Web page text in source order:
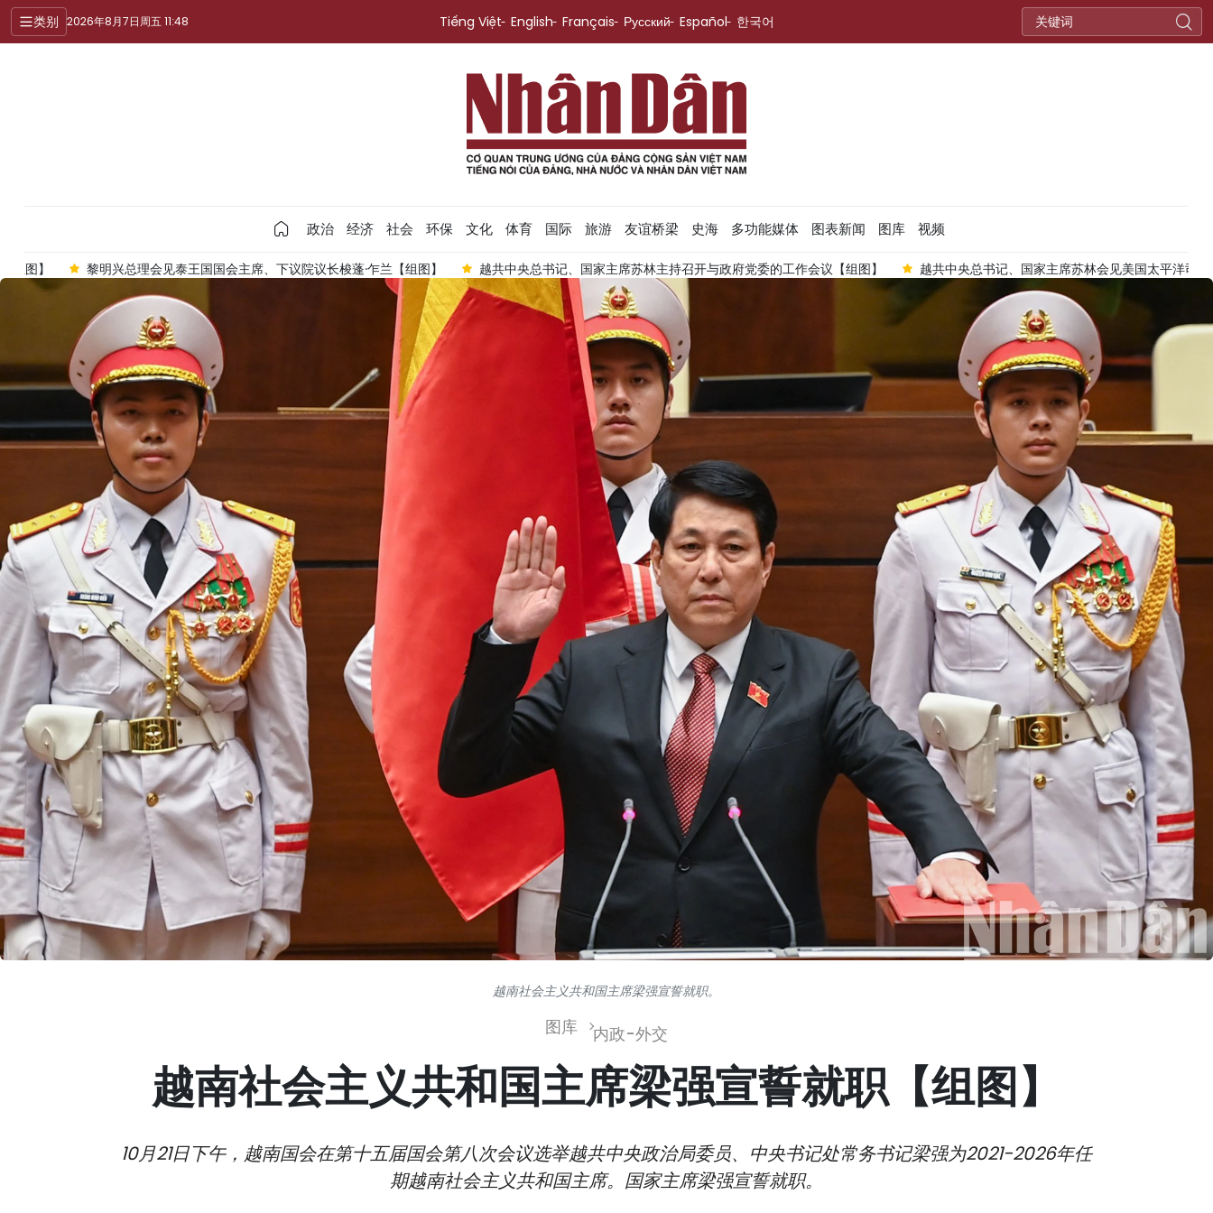
类别 2026年8月7日周五 11:48 Tiếng Việt English Français Русский Español 한국어
政治 经济 社会 环保 文化 体育 国际 旅游 友谊桥梁 史海 多功能媒体 图表新闻 图库 视频
黎明兴总理会见泰王国国会主席、下议院议长梭蓬·乍兰【组图】 越共中央总书记、国家主席苏林主持召开与政府党委的工作会议【组图】 越共中央总书记、国家主席苏林会见美国太平洋司令部司令
越南社会主义共和国主席梁强宣誓就职。
图库 内政-外交
越南社会主义共和国主席梁强宣誓就职【组图】
10月21日下午，越南国会在第十五届国会第八次会议选举越共中央政治局委员、中央书记处常务书记梁强为2021-2026年任
期越南社会主义共和国主席。国家主席梁强宣誓就职。